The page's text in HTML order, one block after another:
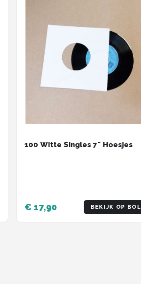
100 Witte Singles 7" Hoesjes
€ 17,90 BEKIJK OP BOL